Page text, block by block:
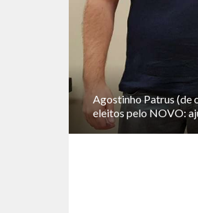
Agostinho Patrus (de
eleitos pelo NOVO: